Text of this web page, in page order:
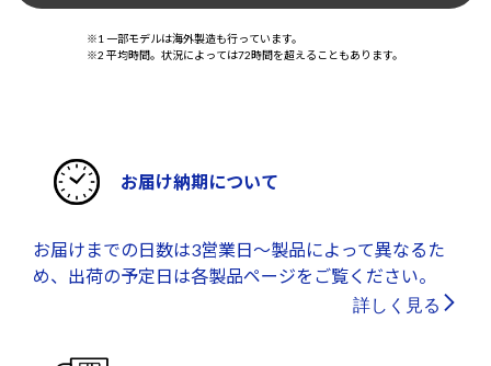
※1 一部モデルは海外製造も行っています。
※2 平均時間。状況によっては72時間を超えることもあります。
お届け納期について
お届けまでの日数は3営業日～製品によって異なるた
め、出荷の予定日は各製品ページをご覧ください。
詳しく見る